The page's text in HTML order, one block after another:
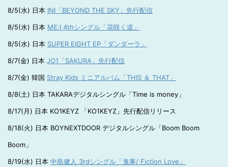
8/5(水) 日本 INI「BEYOND THE SKY」先行配信
8/5(水) 日本 ME:I 4thシングル「花咲く道」
8/5(水) 日本 SUPER EIGHT EP「ダンダーラ」
8/7(金) 日本 JO1「SAKURA」先行配信
8/7(金) 韓国 Stray Kids ミニアルバム「THIS ＆ THAT」
8/8(土) 日本 TAKARAデジタルシングル「Time is money」
8/17(月) 日本 KO1KEYZ 「KO1KEYZ」先行配信リリース
8/18(火) 日本 BOYNEXTDOOR デジタルシングル「Boom Boom
Boom」
8/19(水) 日本 中島健人 3rdシングル「鬼事/ Fiction Love」